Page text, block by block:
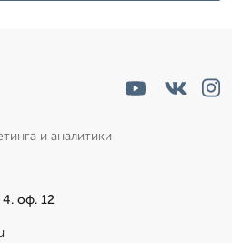
и аналитики
4. оф. 12